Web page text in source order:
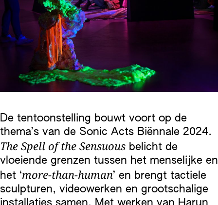
De tentoonstelling bouwt voort op de
thema’s van de Sonic Acts Biënnale 2024.
The Spell of the Sensuous belicht de
vloeiende grenzen tussen het menselijke en
het ‘more-than-human’ en brengt tactiele
sculpturen, videowerken en grootschalige